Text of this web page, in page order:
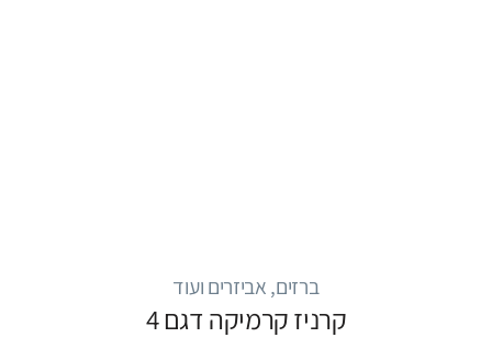
ברזים, אביזרים ועוד
קרניז קרמיקה דגם 4